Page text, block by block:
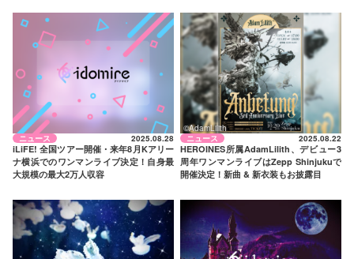
ニュース 2025.08.28
iLiFE! 全国ツアー開催・来年8月Kアリー
ナ横浜でのワンマンライブ決定！自身最
大規模の最大2万人収容
©AdamLilith
ニュース
2025.08.22
HEROINES所属AdamLilith、デビュー3
周年ワンマンライブはZepp Shinjukuで
開催決定！新曲 & 新衣装もお披露目